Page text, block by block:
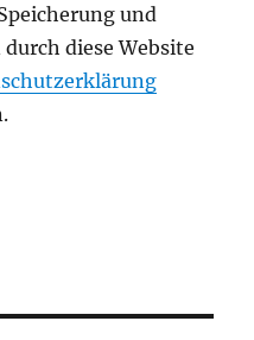
und
diese Website